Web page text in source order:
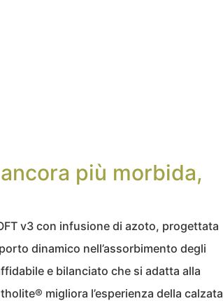
più morbida,
v3 con infusione di azoto, progettata
dinamico nell’assorbimento degli
e bilanciato che si adatta alla
migliora l’esperienza della calzata